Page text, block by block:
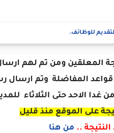
للوظائف.
المعلقين ومن تم لهم
المفاضلة وتم ارسال
غدا الاحد حتى الثلاثاء
على الموقع منذ قليل
.. من هنا